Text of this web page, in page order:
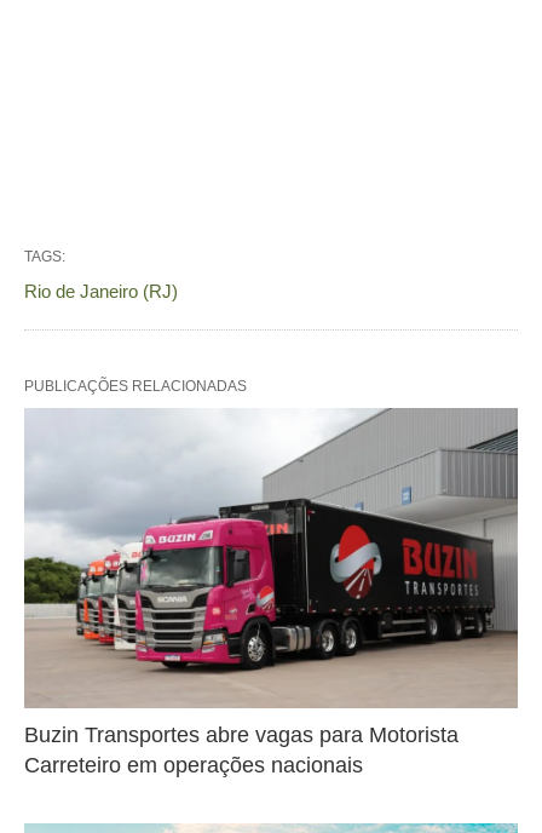
TAGS:
Rio de Janeiro (RJ)
PUBLICAÇÕES RELACIONADAS
Buzin Transportes abre vagas para Motorista
Carreteiro em operações nacionais